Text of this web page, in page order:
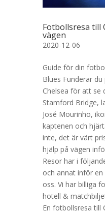
Fotbollsresa till
vägen
2020-12-06
Guide för din
Blues Funderar
Chelsea för att se
Stamford Bridge,
José Mourinho,
kaptenen och
inte, det är värt
hjälp på vägen
Resor har i
och annat inför
oss. Vi har billiga
hotell &
En fotbollsresa till